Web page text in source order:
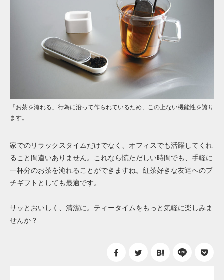
「お茶を淹れる」行為に沿って作られているため、この上ない機能性を誇り
ます。
家でのリラックスタイムだけでなく、オフィスでも活躍してくれ
ること間違いありません。これなら慌ただしい時間でも、手軽に
一杯分のお茶を淹れることができますね。紅茶好きな友達へのプ
チギフトとしても最適です。
サッとおいしく、清潔に。ティータイムをもっと気軽に楽しみま
せんか？